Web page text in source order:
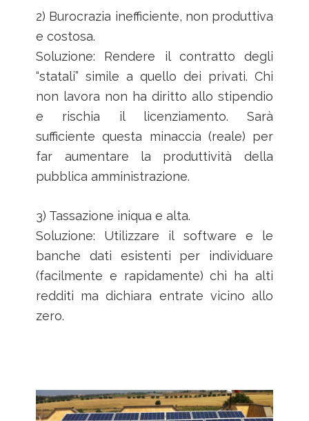
2) Burocrazia inefficiente, non produttiva
e costosa.
Soluzione: Rendere il contratto degli
“statali” simile a quello dei privati. Chi
non lavora non ha diritto allo stipendio
e rischia il licenziamento. Sarà
sufficiente questa minaccia (reale) per
far aumentare la produttività della
pubblica amministrazione.
3) Tassazione iniqua e alta.
Soluzione: Utilizzare il software e le
banche dati esistenti per individuare
(facilmente e rapidamente) chi ha alti
redditi ma dichiara entrate vicino allo
zero.